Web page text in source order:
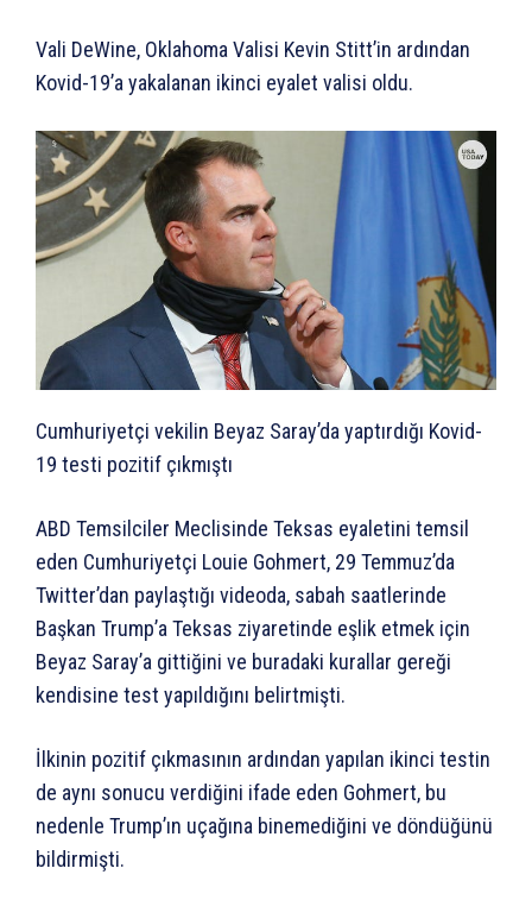
Vali DeWine, Oklahoma Valisi Kevin Stitt’in ardından
Kovid-19’a yakalanan ikinci eyalet valisi oldu.
Cumhuriyetçi vekilin Beyaz Saray’da yaptırdığı Kovid-
19 testi pozitif çıkmıştı
ABD Temsilciler Meclisinde Teksas eyaletini temsil
eden Cumhuriyetçi Louie Gohmert, 29 Temmuz’da
Twitter’dan paylaştığı videoda, sabah saatlerinde
Başkan Trump’a Teksas ziyaretinde eşlik etmek için
Beyaz Saray’a gittiğini ve buradaki kurallar gereği
kendisine test yapıldığını belirtmişti.
İlkinin pozitif çıkmasının ardından yapılan ikinci testin
de aynı sonucu verdiğini ifade eden Gohmert, bu
nedenle Trump’ın uçağına binemediğini ve döndüğünü
bildirmişti.